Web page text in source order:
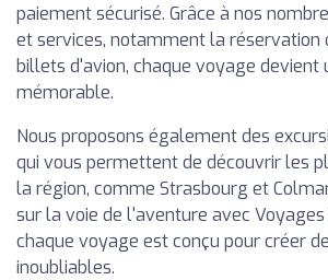
paiement sécurisé. Grâce à nos
et services, notamment la réservation
billets d'avion, chaque voyage devient
mémorable.
Nous proposons également des
qui vous permettent de découvrir les
la région, comme Strasbourg et
sur la voie de l'aventure avec Voyages
chaque voyage est conçu pour créer
inoubliables.